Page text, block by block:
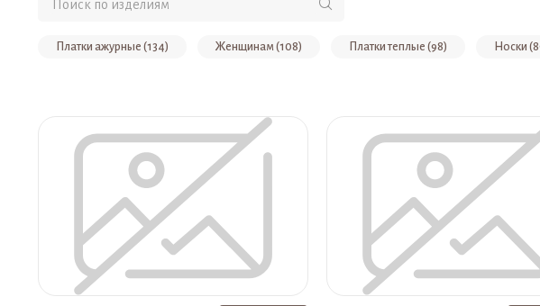
Платки ажурные (134) Женщинам (108) Платки теплые (98) Носки
Платок ажурный пуховый, цвет голубой (7) Платок ажурный пуховый, цвет сирень (6)
Носки женские, цвет черный (6) Упаковка (5) Палантин
Платок ажурный пуховый, цвет зеленый (5) Палантин пуховый ажурный, цвет экрю (5)
Платок ажурный пуховый, цвет малиновый (4) Палантин летний с ажурными
Платок пуховый, цвет сирень (4) Варежки женские, цвет экрю (4) Варежки